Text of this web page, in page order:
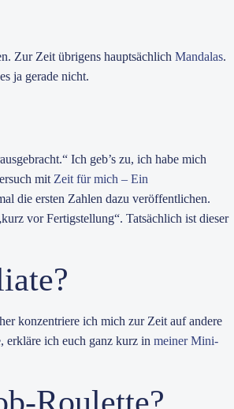
Zur Zeit übrigens hauptsächlich Mandalas.
ja gerade nicht.
Ich geb’s zu, ich habe mich
mit Zeit für mich – Ein
die ersten Zahlen dazu veröffentlichen.
vor Fertigstellung“. Tatsächlich ist dieser
konzentriere ich mich zur Zeit auf andere
ich euch ganz kurz in meiner Mini-